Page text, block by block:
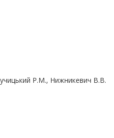
Р.М., Нижникевич В.В.